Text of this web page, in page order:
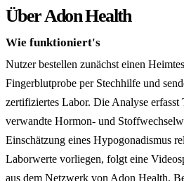
Über Adon Health
Wie funktioniert's
Nutzer bestellen zunächst einen
Fingerblutprobe per Stechhilfe und
zertifiziertes Labor. Die Analyse erfasst
verwandte Hormon- und
Einschätzung eines Hypogonadismus
Laborwerte vorliegen, folgt eine
aus dem Netzwerk von Adon Health.